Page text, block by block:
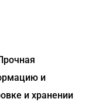
и
и хранении